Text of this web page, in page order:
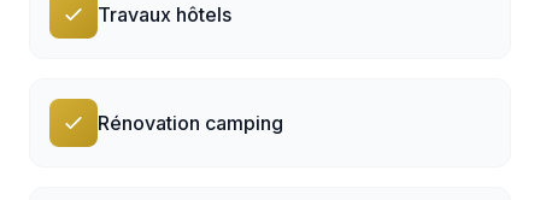
Travaux hôtels
Rénovation camping